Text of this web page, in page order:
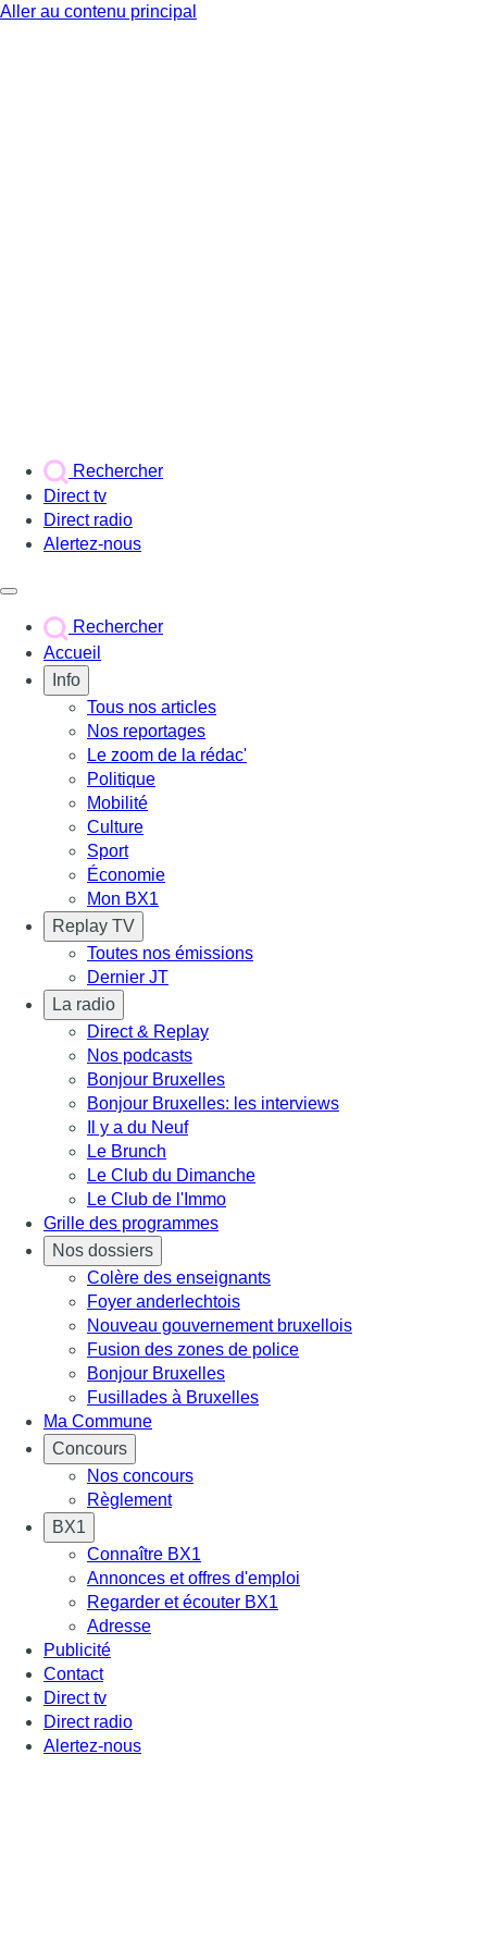
Aller au contenu principal
Rechercher
Direct tv
Direct radio
Alertez-nous
Rechercher
Accueil
Info
Tous nos articles
Nos reportages
Le zoom de la rédac'
Politique
Mobilité
Culture
Sport
Économie
Mon BX1
Replay TV
Toutes nos émissions
Dernier JT
La radio
Direct & Replay
Nos podcasts
Bonjour Bruxelles
Bonjour Bruxelles: les interviews
Il y a du Neuf
Le Brunch
Le Club du Dimanche
Le Club de l'Immo
Grille des programmes
Nos dossiers
Colère des enseignants
Foyer anderlechtois
Nouveau gouvernement bruxellois
Fusion des zones de police
Bonjour Bruxelles
Fusillades à Bruxelles
Ma Commune
Concours
Nos concours
Règlement
BX1
Connaître BX1
Annonces et offres d'emploi
Regarder et écouter BX1
Adresse
Publicité
Contact
Direct tv
Direct radio
Alertez-nous